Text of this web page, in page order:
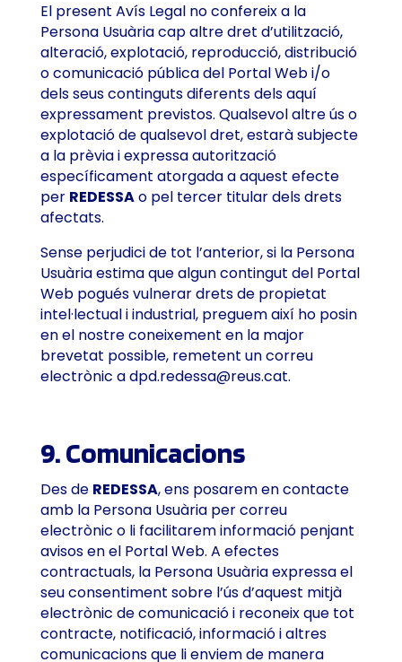
El present Avís Legal no confereix a la
Persona Usuària cap altre dret d’utilització,
alteració, explotació, reproducció, distribució
o comunicació pública del Portal Web i/o
dels seus continguts diferents dels aquí
expressament previstos. Qualsevol altre ús o
explotació de qualsevol dret, estarà subjecte
a la prèvia i expressa autorització
específicament atorgada a aquest efecte
per REDESSAo pel tercer titular dels drets
afectats.
Sense perjudici de tot l’anterior, si la Persona
Usuària estima que algun contingut del Portal
Web pogués vulnerar drets de propietat
intel·lectual i industrial, preguem així ho posin
en el nostre coneixement en la major
brevetat possible, remetent un correu
electrònic adpd.redessa@reus.cat.
9. Comunicacions
Des de REDESSA, ens posarem en contacte
amb la Persona Usuària per correu
electrònic o li facilitarem informació penjant
avisos en el Portal Web. A efectes
contractuals, la Persona Usuària expressa el
seu consentiment sobre l’ús d’aquest mitjà
electrònic de comunicació i reconeix que tot
contracte, notificació, informació i altres
comunicacions que li enviem de manera